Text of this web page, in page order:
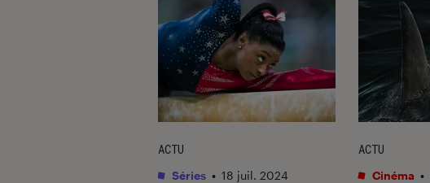
ACTU
Séries • 18 juil. 2024
ACTU
Cinéma •